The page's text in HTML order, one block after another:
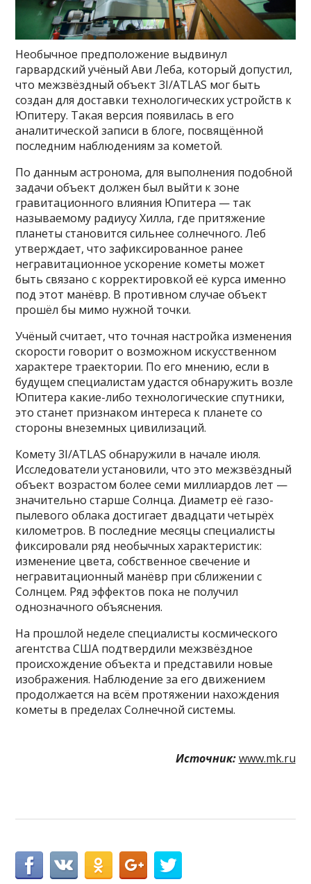
Необычное предположение выдвинул
гарвардский учёный Ави Леба, который допустил,
что межзвёздный объект 3I/ATLAS мог быть
создан для доставки технологических устройств к
Юпитеру. Такая версия появилась в его
аналитической записи в блоге, посвящённой
последним наблюдениям за кометой.
По данным астронома, для выполнения подобной
задачи объект должен был выйти к зоне
гравитационного влияния Юпитера — так
называемому радиусу Хилла, где притяжение
планеты становится сильнее солнечного. Леб
утверждает, что зафиксированное ранее
негравитационное ускорение кометы может
быть связано с корректировкой её курса именно
под этот манёвр. В противном случае объект
прошёл бы мимо нужной точки.
Учёный считает, что точная настройка изменения
скорости говорит о возможном искусственном
характере траектории. По его мнению, если в
будущем специалистам удастся обнаружить возле
Юпитера какие-либо технологические спутники,
это станет признаком интереса к планете со
стороны внеземных цивилизаций.
Комету 3I/ATLAS обнаружили в начале июля.
Исследователи установили, что это межзвёздный
объект возрастом более семи миллиардов лет —
значительно старше Солнца. Диаметр её газо-
пылевого облака достигает двадцати четырёх
километров. В последние месяцы специалисты
фиксировали ряд необычных характеристик:
изменение цвета, собственное свечение и
негравитационный манёвр при сближении с
Солнцем. Ряд эффектов пока не получил
однозначного объяснения.
На прошлой неделе специалисты космического
агентства США подтвердили межзвёздное
происхождение объекта и представили новые
изображения. Наблюдение за его движением
продолжается на всём протяжении нахождения
кометы в пределах Солнечной системы.
Источник: www.mk.ru